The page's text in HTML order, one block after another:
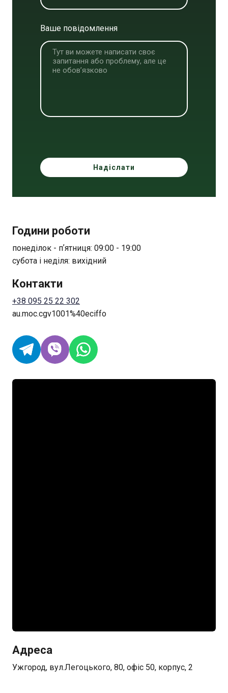
Ваше повідомлення
Надіслати
Години роботи
понеділок - пʼятниця: 09:00 - 19:00
субота і неділя: вихідний
Контакти
+38 095 25 22 302
au.moc.cgv1001%40eciffo
Адреса
Ужгород, вул.Легоцького, 80, офіс 50, корпус, 2